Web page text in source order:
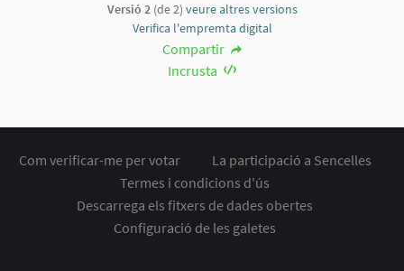
Versió 2(de 2) veure altres versions
Verifica l'empremta digital
Compartir
Incrusta
Com verificar-me per votar
La participació a Sencelles
Termes i condicions d'ús
Descarrega els fitxers de dades obertes
Configuració de les galetes